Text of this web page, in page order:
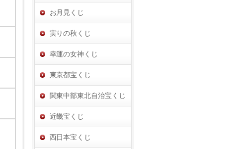
お月見くじ
実りの秋くじ
幸運の女神くじ
東京都宝くじ
関東中部東北自治宝くじ
近畿宝くじ
西日本宝くじ